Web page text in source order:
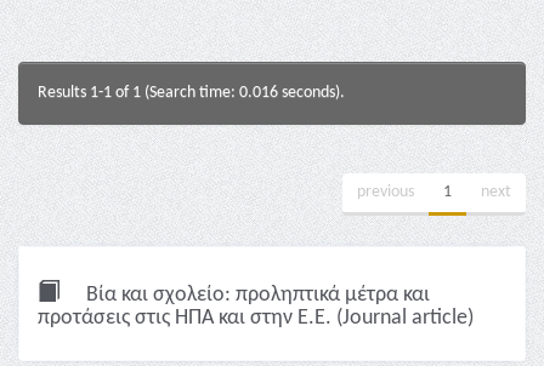
Results 1-1 of 1 (Search time: 0.016 seconds).
previous 1 next
Βία και σχολείο: προληπτικά μέτρα και
προτάσεις στις ΗΠΑ και στην Ε.Ε. (Journal article)